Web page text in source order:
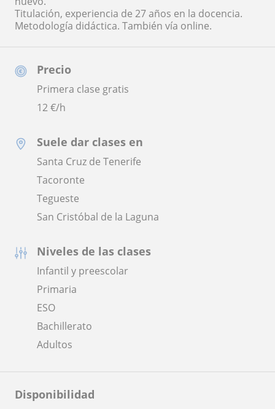
Precio
Primera clase gratis
12€/h
Suele dar clases en
Santa Cruz de Tenerife
Tacoronte
Tegueste
San Cristóbal de la Laguna
Niveles de las clases
Infantil y preescolar
Primaria
ESO
Bachillerato
Adultos
Disponibilidad
Titulación, experiencia de 27 años en la docencia.
Metodología didáctica. También vía online.